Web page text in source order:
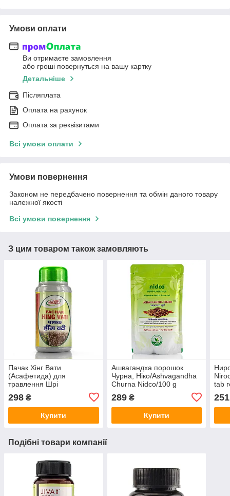
Умови оплати
Ви отримаєте замовлення
або гроші повернуться на вашу картку
Детальніше
Післяплата
Оплата на рахунок
Оплата за реквізитами
Всі умови оплати
Умови повернення
Законом не передбачено повернення та обмін даного товару
належної якості
Всі умови повернення
З цим товаром також замовляють
Пачак Хінг Вати
(Асафетида) для
травлення Шрі
Ганга/Pachak Hing Vati Shri
Ganga 80 г для шлунково-
кишкового тракту
298 ₴
Купити
Ашвагандха порошок
Чурна, Ніко/Ashvagandha
Churna Nidco/100 g
адаптоген, нервовий тонік
289₴
Купити
tab
251
Подібні товари компанії